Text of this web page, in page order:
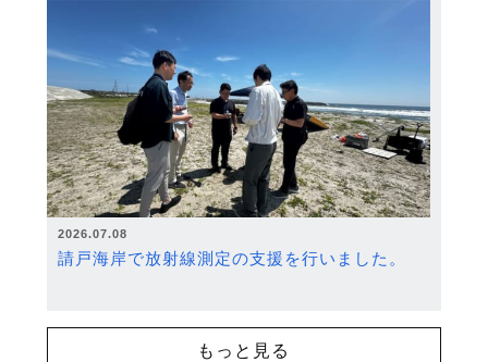
2026.07.08
請戸海岸で放射線測定の支援を行いました。
もっと見る